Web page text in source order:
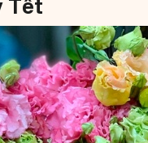
Tết